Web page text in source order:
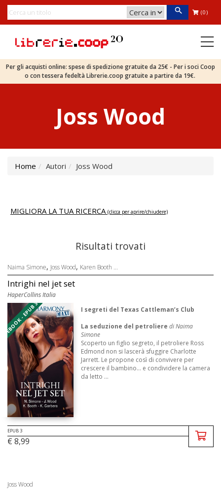
(0)
Per gli acquisti online: spese di spedizione gratuite da 25€ - Per i soci Coop
o con tessera fedeltà Librerie.coop gratuite a partire da 19€.
Joss Wood
Home Autori Joss Wood
MIGLIORA LA TUA RICERCA (clicca per aprire/chiudere)
Risultati trovati
Naima Simone, Joss Wood, Karen Booth ...
Intrighi nel jet set
HaperCollins Italia
EBOOK - EPUB 3 I segreti del Texas Cattleman’s Club
La seduzione del petroliere diNaima
Simone
Scoperto un figlio segreto, il petroliere Ross
Edmond non si lascerà sfuggire Charlotte
Jarrett. Le propone così di convivere per
crescere il bambino... e condividere la camera
da letto ...
EPUB 3
€ 8,99
Joss Wood